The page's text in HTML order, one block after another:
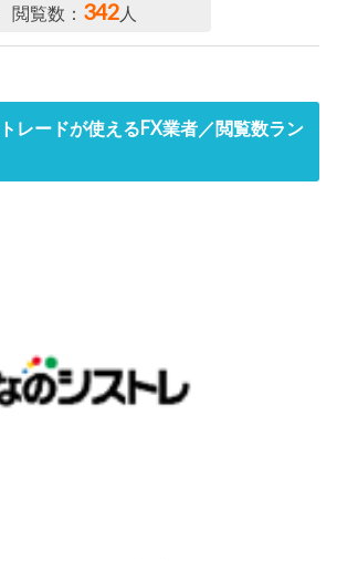
覧数： 342 人
レードが使えるFX業者／閲覧数ラン